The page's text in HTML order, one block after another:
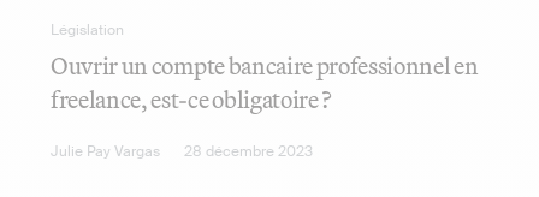
Législation
Ouvrir un compte bancaire professionnel en
freelance, est-ce obligatoire ?
Julie Pay Vargas 28 décembre 2023